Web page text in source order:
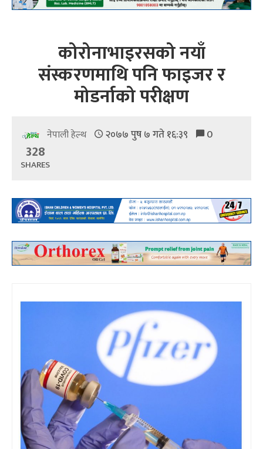
कोरोनाभाइरसको नयाँ
संस्करणमाथि पनि फाइजर र
मोडर्नाको परीक्षण
नेपाली हेल्थ २०७७ पुष ७ गते १६:३९ 0
328
SHARES